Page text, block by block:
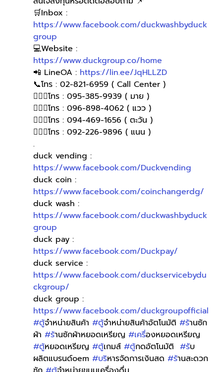
🛒Inbox :
https://www.facebook.com/duckwashbyduck
group
💻Website :
https://www.duckgroup.co/home
📲 LineOA : https://lin.ee/JqHLLZD
📞โทร : 02-821-6959 ( Call Center )
🙋🏻‍♀️โทร : 095-385-9939 ( มาย )
🙋🏻‍♀โทร : 096-898-4062 ( แวว )
🙋🏻‍♀โทร : 094-469-1656 ( ตะวัน )
🙋🏻‍♀️โทร : 092-226-9896 ( แนน )
.
duck vending :
https://www.facebook.com/Duckvending
duck coin :
https://www.facebook.com/coinchangerdg/
duck wash :
https://www.facebook.com/duckwashbyduck
group
duck pay :
https://www.facebook.com/Duckpay/
duck service :
https://www.facebook.com/duckservicebydu
ckgroup/
duck group :
https://www.facebook.com/duckgroupofficial
#ตู้จำหน่ายสินค้า #ตู้จำหน่ายสินค้าอัตโนมัติ #ร้านซัก
ผ้า #ร้านซักผ้าหยอดเหรียญ #เครื่องหยอดเหรียญ
#ตู้หยอดเหรียญ #ตู้เกมส์ #ตู้กดอัตโนมัติ #รับ
ผลิตแบรนด์oem #บริหารจัดการเงินสด #ร้านสะดวก